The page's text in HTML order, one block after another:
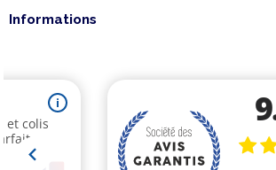
Informations